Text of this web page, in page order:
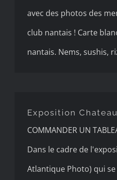
avec des photos des
club nantais ! Carte
nantais. Nems, sushis,
Exposition
COMMANDER UN
Dans le cadre de
Atlantique Photo) qui